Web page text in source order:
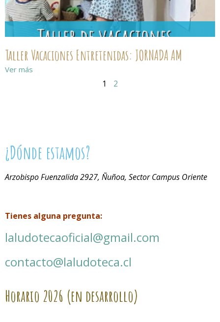
Taller Vacaciones Entretenidas: JORNADA AM
Ver más
1 2
¿Dónde estamos?
Arzobispo Fuenzalida 2927, Ñuñoa, Sector Campus Oriente
Tienes alguna pregunta:
laludotecaoficial@gmail.com
contacto@laludoteca.cl
Horario 2026 (en desarrollo)